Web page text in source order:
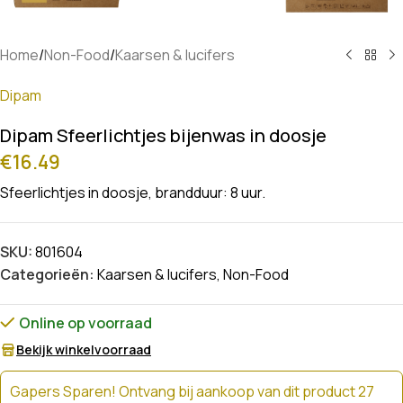
Home/Non-Food/Kaarsen & lucifers
Dipam
Dipam Sfeerlichtjes bijenwas in doosje
€16.49
Sfeerlichtjes in doosje, brandduur: 8 uur.
SKU:801604
Categorieën: Kaarsen & lucifers, Non-Food
Online op voorraad
Bekijk winkelvoorraad
Gapers Sparen! Ontvang bij aankoop van dit product 27